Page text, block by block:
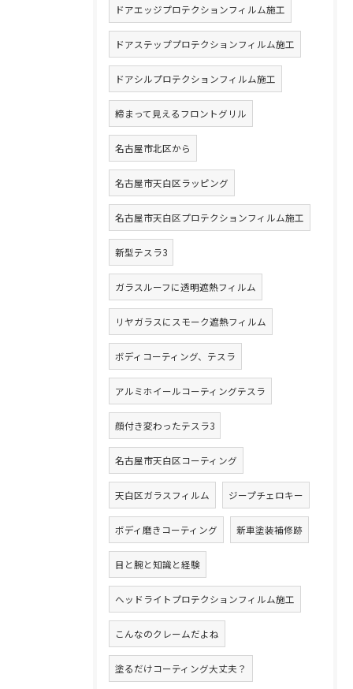
ドアエッジプロテクションフィルム施工
ドアステッププロテクションフィルム施工
ドアシルプロテクションフィルム施工
締まって見えるフロントグリル
名古屋市北区から
名古屋市天白区ラッピング
名古屋市天白区プロテクションフィルム施工
新型テスラ3
ガラスルーフに透明遮熱フィルム
リヤガラスにスモーク遮熱フィルム
ボディコーティング、テスラ
アルミホイールコーティングテスラ
顔付き変わったテスラ3
名古屋市天白区コーティング
天白区ガラスフィルム ジープチェロキー
ボディ磨きコーティング 新車塗装補修跡
目と腕と知識と経験
ヘッドライトプロテクションフィルム施工
こんなのクレームだよね
塗るだけコーティング大丈夫？